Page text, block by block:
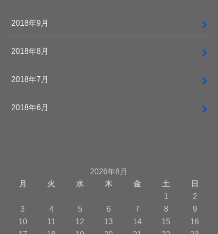
2018年9月
2018年8月
2018年7月
2018年6月
2026年8月
月
火 水 木 金 土
日
1
2
3
4 5 6 7 8
9
10
11 12 13 14 15
16